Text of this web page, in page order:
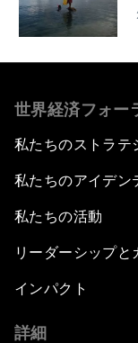
世界経済フォー
私たちのストラテ
私たちのアイデン
私たちの活動
リーダーシップと
インパクト
詳細